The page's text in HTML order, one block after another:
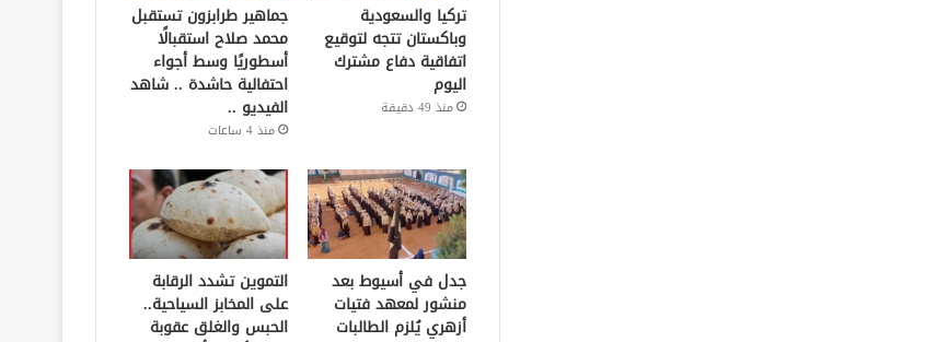
تركيا والسعودية
وباكستان تتجه لتوقيع
اتفاقية دفاع مشترك
اليوم
منذ 49 دقيقة
جماهير طرابزون تستقبل
محمد صلاح استقبالًا
أسطوريًا وسط أجواء
احتفالية حاشدة .. شاهد
الفيديو ..
منذ 4 ساعات
جدل في أسيوط بعد
منشور لمعهد فتيات
أزهري يُلزم الطالبات
التموين تشدد الرقابة
على المخابز السياحية..
الحبس والغلق عقوبة